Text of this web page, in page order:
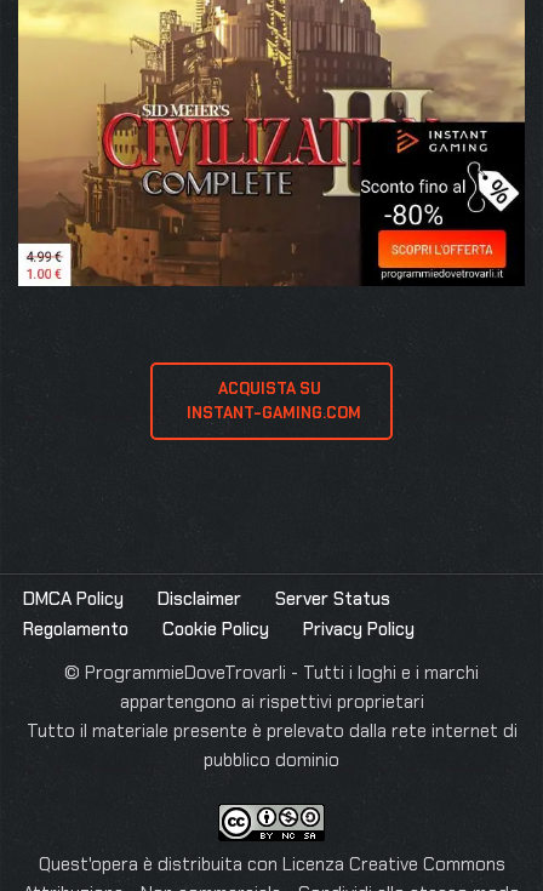
ACQUISTA SU
INSTANT-GAMING.COM
DMCA Policy Disclaimer
Server Status
Regolamento
Cookie Policy
Privacy Policy
© ProgrammieDoveTrovarli - Tutti i loghi e i marchi
appartengono ai rispettivi proprietari
Tutto il materiale presente è prelevato dalla rete internet di
pubblico dominio
Quest'opera è distribuita con Licenza Creative Commons